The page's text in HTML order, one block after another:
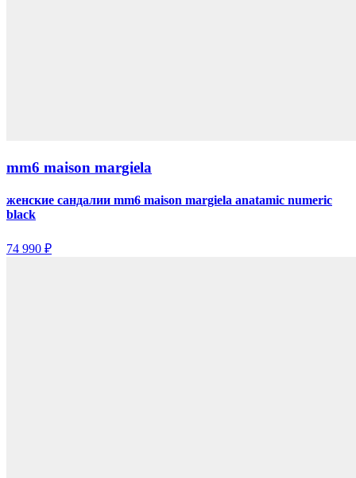
mm6 maison margiela
женские сандалии mm6 maison margiela anatamic numeric
black
74 990 ₽